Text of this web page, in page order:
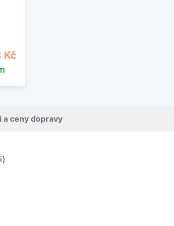
Kč
a ceny dopravy